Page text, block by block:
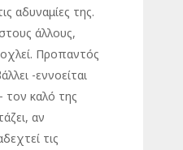
αδυναμίες της.
άλλους,
Προπαντός
-εννοείται
τον καλό της
αν
τις